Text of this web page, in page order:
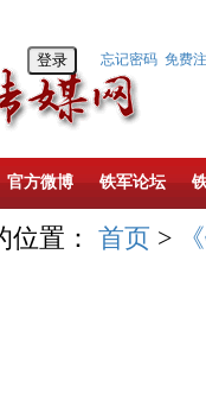
忘记密码 免费
官方微博 铁军论坛
位置： 首页 >